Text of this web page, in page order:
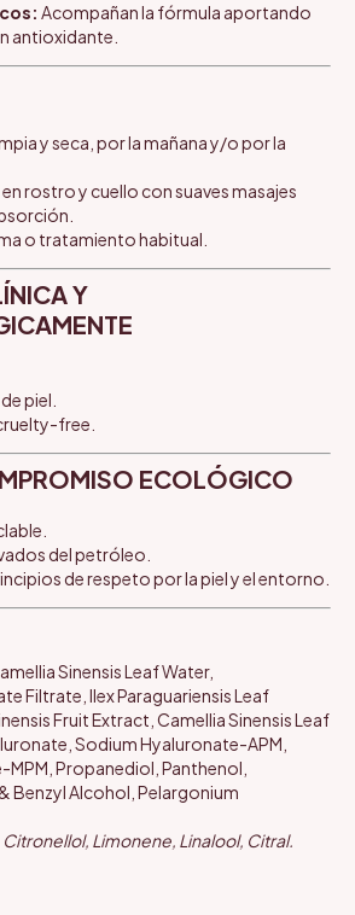
Acompañan la fórmula aportando
antioxidante.
y seca, por la mañana y/o por la
rostro y cuello con suaves masajes
o tratamiento habitual.
Y
piel.
free.
ECOLÓGICO
del petróleo.
de respeto por la piel y el entorno.
Sinensis Leaf Water,
Filtrate, Ilex Paraguariensis Leaf
Fruit Extract, Camellia Sinensis Leaf
Sodium Hyaluronate-APM,
Propanediol, Panthenol,
Benzyl Alcohol, Pelargonium
Limonene, Linalool, Citral.